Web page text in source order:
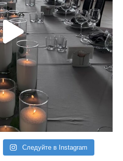
Следуйте в Instagram